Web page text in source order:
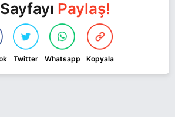
Paylaş!
Twitter Whatsapp Kopyala